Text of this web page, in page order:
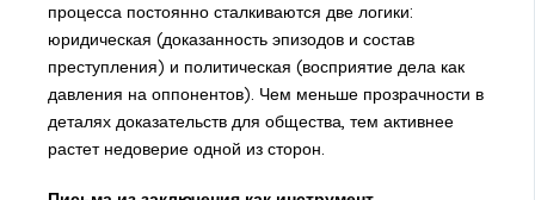
процесса постоянно сталкиваются две логики:
юридическая (доказанность эпизодов и состав
преступления) и политическая (восприятие дела как
давления на оппонентов). Чем меньше прозрачности в
деталях доказательств для общества, тем активнее
растет недоверие одной из сторон.